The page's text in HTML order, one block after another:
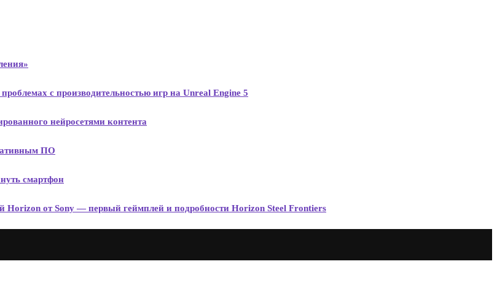
с производительностью игр на Unreal Engine 5
нейросетями контента
ПО
смартфон
Horizon от Sony — первый геймплей и подробности Horizon Steel Frontiers